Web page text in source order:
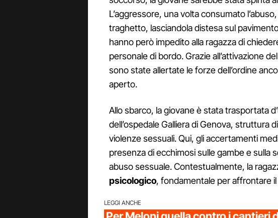
L’aggressore, una volta consumato
traghetto, lasciandola distesa sul
hanno però impedito alla ragazza di
personale di bordo. Grazie all’attivazione
sono state allertate le forze dell’ordine
aperto.
Allo sbarco, la giovane è stata trasportata
dell’ospedale Galliera di Genova, struttura
violenze sessuali. Qui, gli accertamenti
presenza di ecchimosi sulle gambe e sulla
abuso sessuale. Contestualmente, la
psicologico, fondamentale per affrontare
LEGGI ANCHE